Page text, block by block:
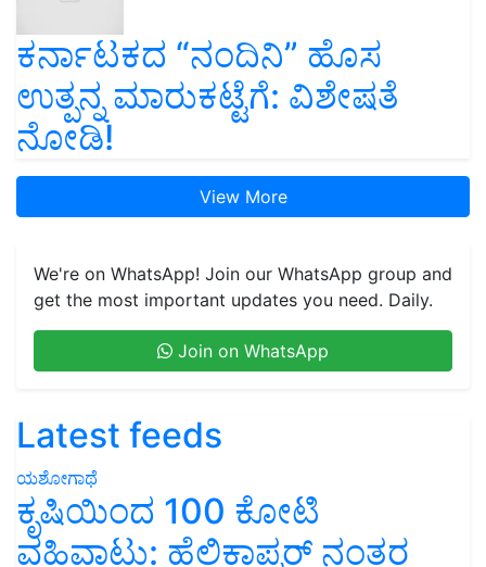
ಕರ್ನಾಟಕದ “ನಂದಿನಿ” ಹೊಸ
ಉತ್ಪನ್ನ ಮಾರುಕಟ್ಟೆಗೆ: ವಿಶೇಷತೆ
ನೋಡಿ!
View More
We're on WhatsApp! Join our WhatsApp group and
get the most important updates you need. Daily.
Join on WhatsApp
Latest feeds
ಯಶೋಗಾಥೆ
ಕೃಷಿಯಿಂದ 100 ಕೋಟಿ
ವಹಿವಾಟು: ಹೆಲಿಕಾಪ್ಟರ್ ನಂತರ